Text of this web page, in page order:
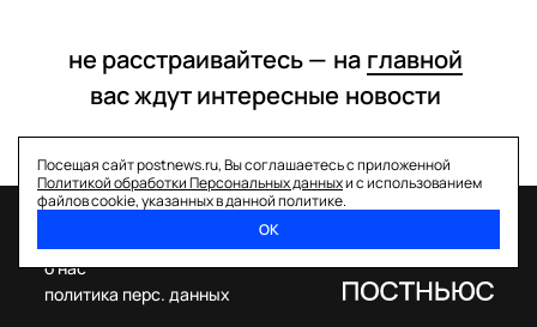
не расстраивайтесь — на главной
вас ждут интересные новости
Посещая сайт postnews.ru, Вы соглашаетесь с приложенной
Политикой обработки Персональных данныхи с использованием
файлов cookie, указанных в данной политике.
ОК
о нас
политика перс. данных